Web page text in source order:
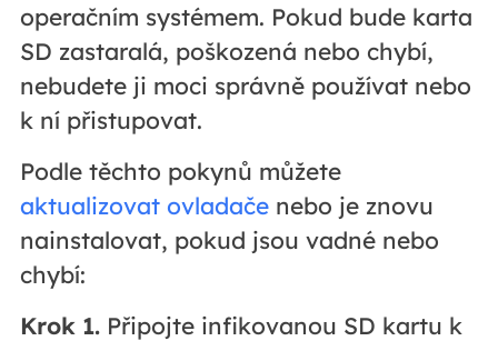
operačním systémem. Pokud bude karta
SD zastaralá, poškozená nebo chybí,
nebudete ji moci správně používat nebo
k ní přistupovat.
Podle těchto pokynů můžete
aktualizovat ovladačenebo je znovu
nainstalovat, pokud jsou vadné nebo
chybí:
Krok 1.Připojte infikovanou SD kartu k